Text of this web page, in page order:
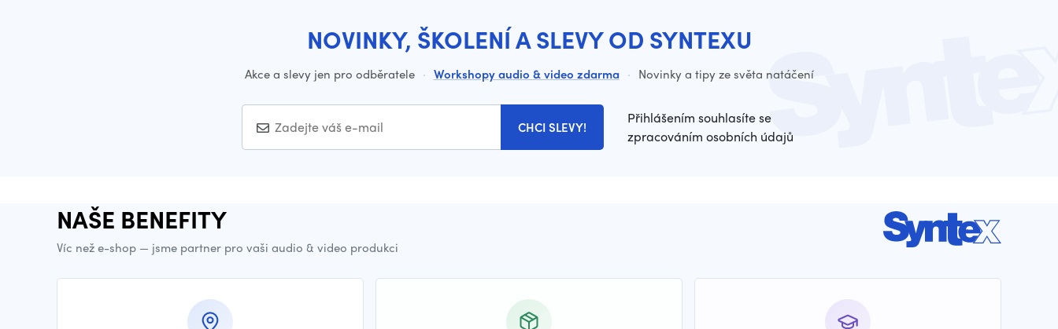
NOVINKY, ŠKOLENÍ A SLEVY OD SYNTEXU
Akce a slevy jen pro odběratele · Workshopy audio & video zdarma · Novinky a tipy ze světa natáčení
CHCI SLEVY!
Přihlášením souhlasíte se
zpracováním osobních údajů
NAŠE BENEFITY
Víc než e-shop — jsme partner pro vaši audio & video produkci